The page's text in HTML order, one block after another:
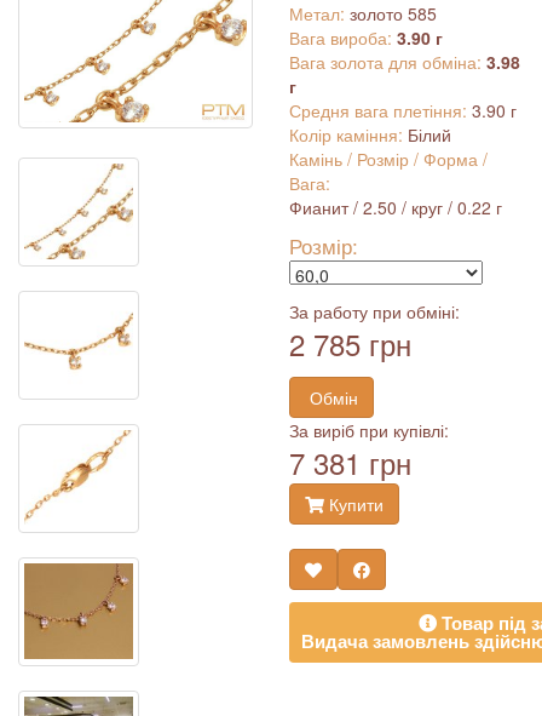
Метал: золото 585
Вага вироба: 3.90 г
Вага золота для обміна: 3.98
г
Средня вага плетіння: 3.90 г
Колір каміння: Білий
Камінь / Розмір / Форма /
Вага:
Фианит / 2.50 / круг / 0.22 г
Розмір:
За работу при обміні:
2 785 грн
Обмін
За виріб при купівлі:
7 381 грн
Купити
Товар під
Видача замовлень